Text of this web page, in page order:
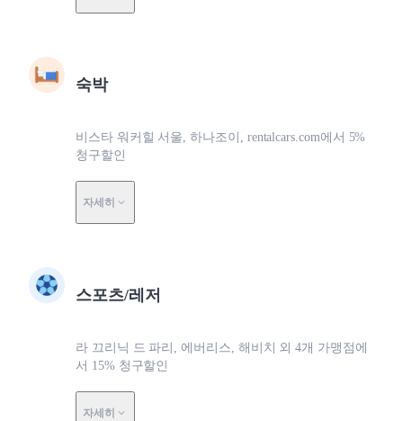
숙박
비스타 워커힐 서울, 하나조이, rentalcars.com에서 5%
청구할인
자세히
스포츠/레저
라 끄리닉 드 파리, 에버리스, 해비치 외 4개 가맹점에
서 15% 청구할인
자세히